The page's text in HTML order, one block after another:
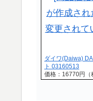
ダイワ(Daiwa)
ト 03160513
価格：16770円（